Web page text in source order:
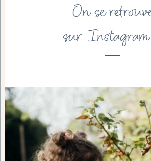
On se
sur